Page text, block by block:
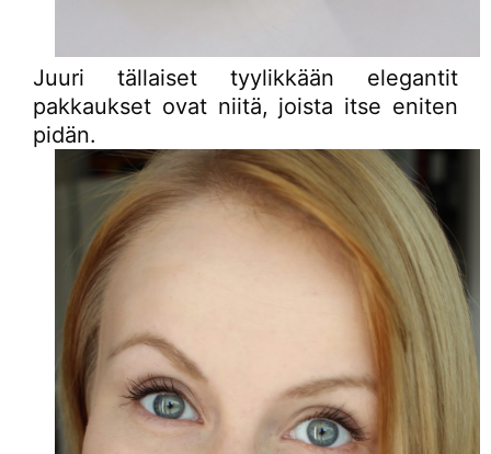
Juuri tällaiset tyylikkään elegantit
pakkaukset ovat niitä, joista itse eniten
pidän.